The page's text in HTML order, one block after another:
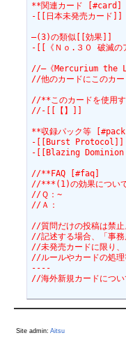
**関連カード [#card]
-[[日本未発売カード]]
―(3)の類似[[効果]]
-[[《Ｎｏ.３０ 破滅の
//―《Mercurium the
//他のカードにこのカー
//**このカードを使用
//-[[【】]]
**収録パック等 [#pack]
-[[Burst Protocol]]
-[[Blazing
//**FAQ [#faq]
//***(1)の効果につい
//Ｑ：~
//Ａ：
//質問だけの投稿は禁止
//記述する場合、「事務
//未発売カードに限り、
//ルールやカードの処理
----
//海外新規カードについ
Site admin: Aitsu